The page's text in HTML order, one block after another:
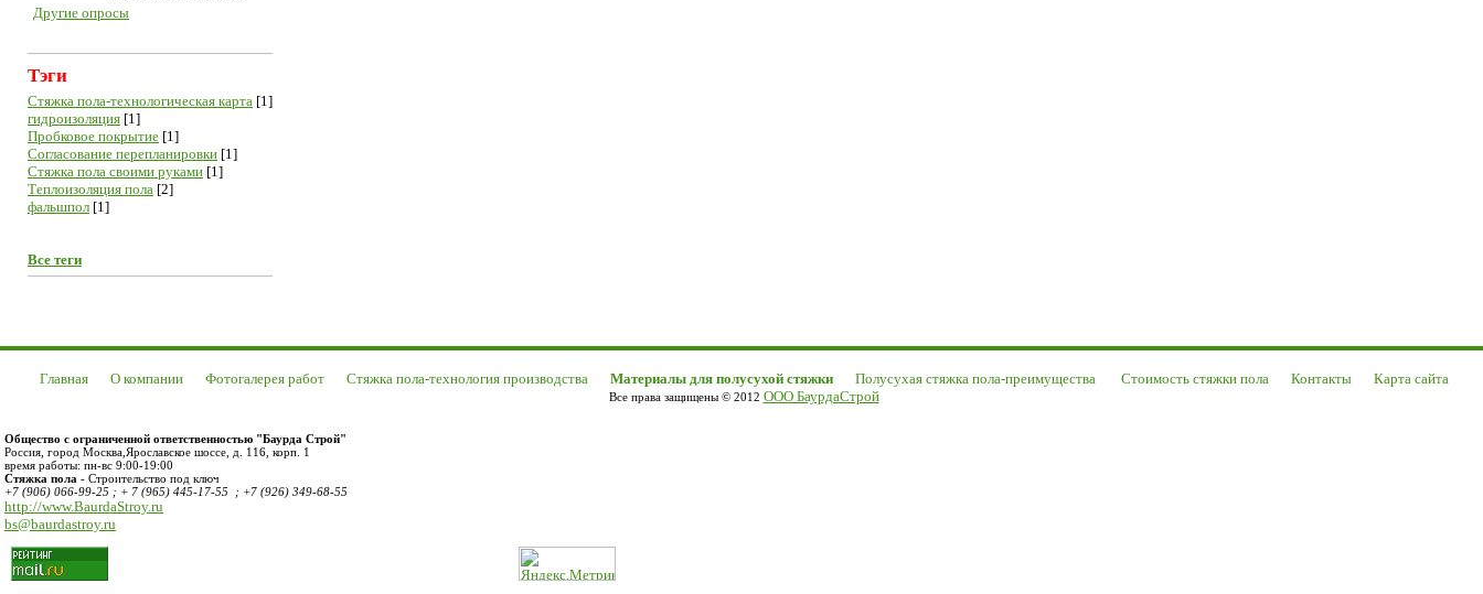
Другие опросы
Тэги
Cтяжка пола-технологическая карта [1]
гидроизоляция [1]
Пробковое покрытие [1]
Согласование перепланировки [1]
Стяжка пола своими руками [1]
Теплоизоляция пола [2]
фальшпол [1]
Все теги
Главная О компании Фотогалерея работ Стяжка пола-технология производства Материалы для полусухой стяжки Полусухая стяжка пола-преимущества Стоимость стяжки пола Контакты Карта сайта
Все права защищены © 2012 ООО БаурдаСтрой
Общество с ограниченной ответственностью "Баурда Строй"
Россия город Москва Ярославское шоссе, д. 116, корп. 1
время работы: пн-вс 9:00-19:00
Стяжка пола - Строительство под ключ
+7 (906) 066-99-25 ; + 7 (965) 445-17-55 ; +7 (926) 349-68-55
http://www.BaurdaStroy.ru
bs@baurdastroy.ru